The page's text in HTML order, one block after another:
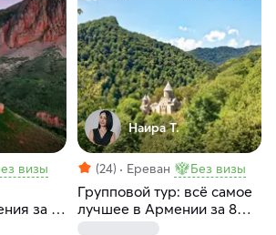
визы
за 9
Наира Т.
(24) Ереван Без визы
Групповой тур: всё самое
лучшее в Армении за 8
дней с заездами по